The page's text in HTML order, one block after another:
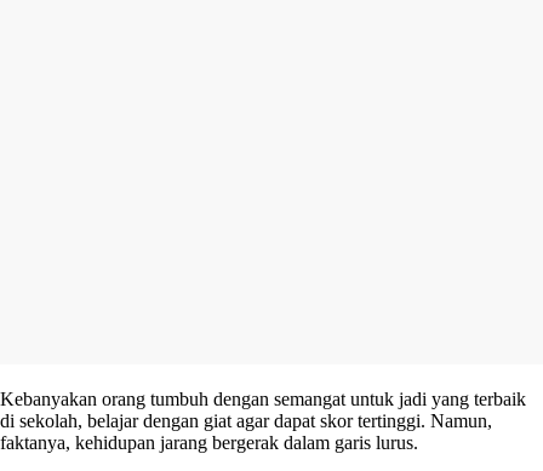
Kebanyakan orang tumbuh dengan semangat untuk jadi yang terbaik
di sekolah, belajar dengan giat agar dapat skor tertinggi. Namun,
faktanya, kehidupan jarang bergerak dalam garis lurus.